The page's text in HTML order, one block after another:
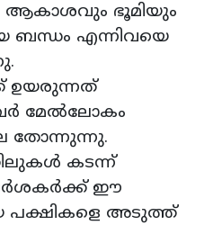
ആകാശവും ഭൂമിയും
ബന്ധം എന്നിവയെ
ഉയരുന്നത്
മേൽലോകം
തോന്നുന്നു.
കടന്ന്
ഈ
പക്ഷികളെ അടുത്ത്